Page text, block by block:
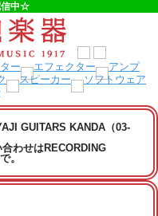
信中☆
GUITARS KANDA（03-
わせはRECORDING
。